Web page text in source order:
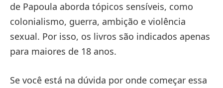
de Papoula aborda tópicos sensíveis, como
colonialismo, guerra, ambição e violência
sexual. Por isso, os livros são indicados apenas
para maiores de 18 anos.
Se você está na dúvida por onde começar essa